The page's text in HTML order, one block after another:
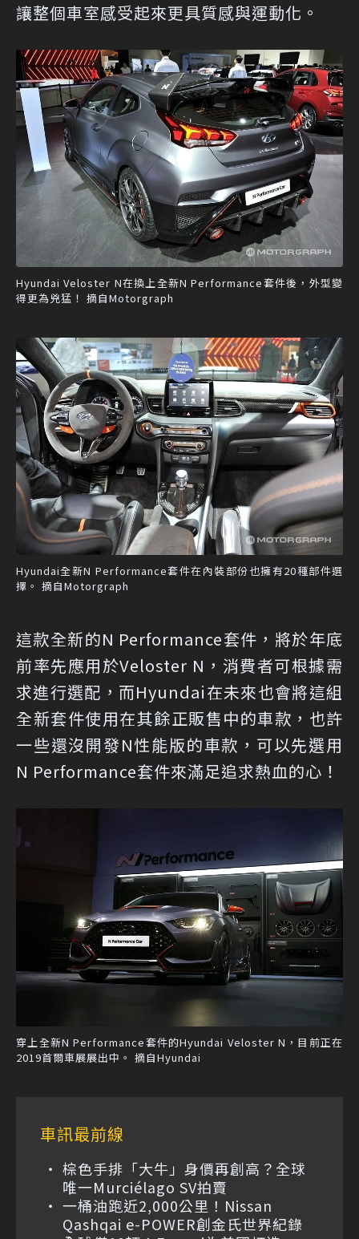
讓整個車室感受起來更具質感與運動化。
Hyundai Veloster N在換上全新N Performance套件後，外型變
得更為兇猛！ 摘自Motorgraph
Hyundai全新N Performance套件在內裝部份也擁有20種部件選
擇。 摘自Motorgraph
這款全新的N Performance套件，將於年底
前率先應用於Veloster N，消費者可根據需
求進行選配，而Hyundai在未來也會將這組
全新套件使用在其餘正販售中的車款，也許
一些還沒開發N性能版的車款，可以先選用
N Performance套件來滿足追求熱血的心！
穿上全新N Performance套件的Hyundai Veloster N，目前正在
2019首爾車展展出中。 摘自Hyundai
車訊最前線
棕色手排「大牛」身價再創高？全球
唯一Murciélago SV拍賣
一桶油跑近2,000公里！Nissan
Qashqai e-POWER創金氏世界紀錄